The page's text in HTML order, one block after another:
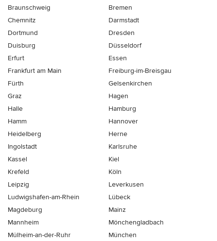
Braunschweig
Bremen
Chemnitz
Darmstadt
Dortmund
Dresden
Duisburg
Düsseldorf
Erfurt
Essen
Frankfurt am Main
Freiburg-im-Breisgau
Fürth
Gelsenkirchen
Graz
Hagen
Halle
Hamburg
Hamm
Hannover
Heidelberg
Herne
Ingolstadt
Karlsruhe
Kassel
Kiel
Krefeld
Köln
Leipzig
Leverkusen
Ludwigshafen-am-Rhein
Lübeck
Magdeburg
Mainz
Mannheim
Mönchen­gladbach
Mülheim-an-der-Ruhr
München